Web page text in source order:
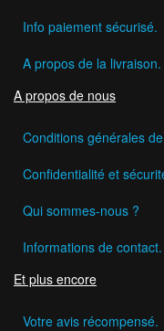
Info paiement sécurisé.
A propos de la livraison.
A propos de nous
Conditions générales
Confidentialité et
Qui sommes-nous ?
Informations de contact.
Et plus encore
Votre avis récompensé.